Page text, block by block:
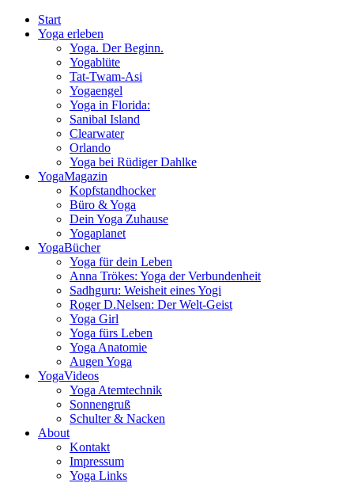
Start
Yoga erleben
Yoga. Der Beginn.
Yogablüte
Tat-Twam-Asi
Yogaengel
Yoga in Florida:
Sanibal Island
Clearwater
Orlando
Yoga bei Rüdiger Dahlke
YogaMagazin
Kopfstandhocker
Büro & Yoga
Dein Yoga Zuhause
Yogaplanet
YogaBücher
Yoga für dein Leben
Anna Trökes: Yoga der Verbundenheit
Sadhguru: Weisheit eines Yogi
Roger D.Nelsen: Der Welt-Geist
Yoga Girl
Yoga fürs Leben
Yoga Anatomie
Augen Yoga
YogaVideos
Yoga Atemtechnik
Sonnengruß
Schulter & Nacken
About
Kontakt
Impressum
Yoga Links